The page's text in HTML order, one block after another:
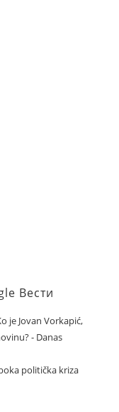
Вести
je Jovan Vorkapić,
- Danas
politička kriza